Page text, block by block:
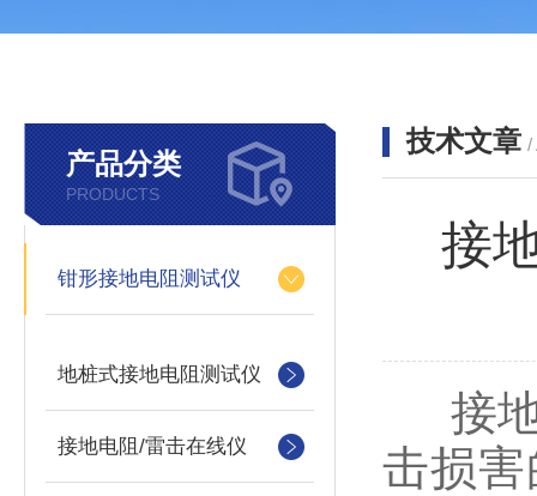
产品分类
PRODUCTS
钳形接地电阻测试仪
地桩式接地电阻测试仪
接地电阻/雷击在线仪
技术文章 /
接
接地
击损